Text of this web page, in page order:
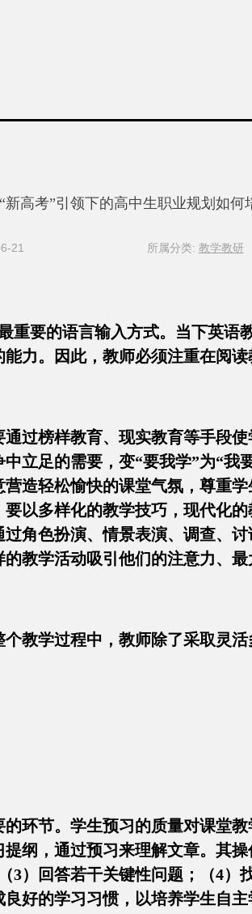
高考”引领下的高中生职业规划如何
21 所属分类: 教学教研
重要的语言输入方式。当下英语
力。因此，教师必须注重在阅读
过榜样教育、现实教育等手段
立足的需要，变“要我学”为“我
造轻松愉快的课堂气氛，尊重学
以多样化的教学技巧，现代化
角色扮演、情景表演、调查、
教学活动吸引他们的注意力、最
教学过程中，教师除了采取灵
环节。学生预习的质量对课堂
纲，通过预习来理解文章。其
3）回答若干关键性问题；（4）
好的学习习惯，以培养学生自主